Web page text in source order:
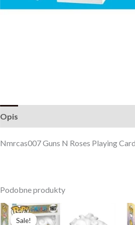
Opis
Nmrcas007 Guns N Roses Playing
Podobne produkty
Sale!
Sale!
Pierwotna
cena
cena